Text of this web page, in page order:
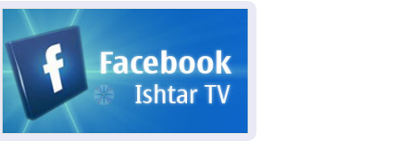
نيجيرفان بارزاني حول اجتماع
"إدارة الدولة": أكدنا دعم تنفيذ البرنامج
الحكومي وأهمية حصر السلاح
2026-08-06ائتلاف ادارة الدولة: من
يقومون بسلوك يهدد امن البلاد خارجون عن
القانون يجب محاربتهم